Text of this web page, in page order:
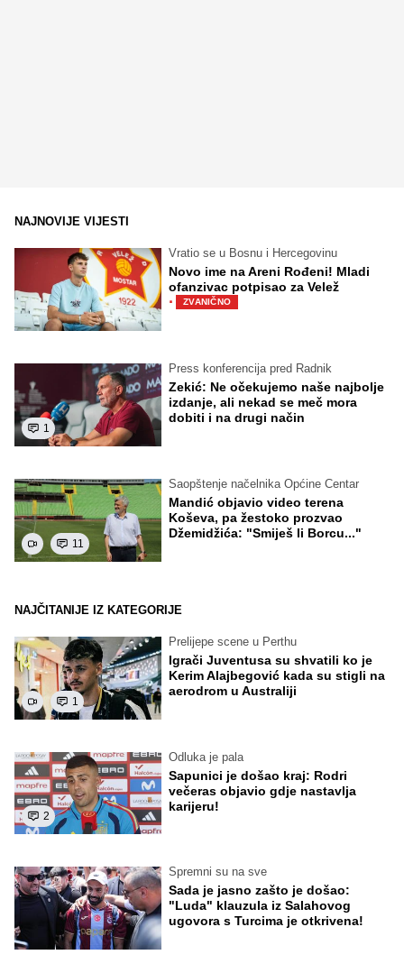
NAJNOVIJE VIJESTI
Vratio se u Bosnu i Hercegovinu
Novo ime na Areni Rođeni! Mladi
ofanzivac potpisao za Velež
· ZVANIČNO
1
Press konferencija pred Radnik
Zekić: Ne očekujemo naše najbolje
izdanje, ali nekad se meč mora
dobiti i na drugi način
11
Saopštenje načelnika Općine Centar
Mandić objavio video terena
Koševa, pa žestoko prozvao
Džemidžića: "Smiješ li Borcu..."
NAJČITANIJE IZ KATEGORIJE
1
Prelijepe scene u Perthu
Igrači Juventusa su shvatili ko je
Kerim Alajbegović kada su stigli na
aerodrom u Australiji
2
Odluka je pala
Sapunici je došao kraj: Rodri
večeras objavio gdje nastavlja
karijeru!
Spremni su na sve
Sada je jasno zašto je došao:
"Luda" klauzula iz Salahovog
ugovora s Turcima je otkrivena!